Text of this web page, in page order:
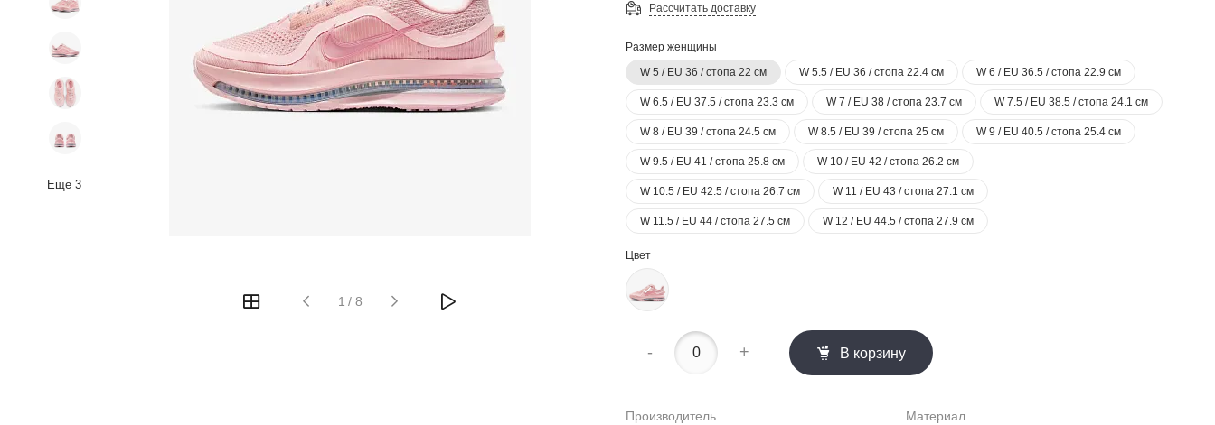
Еще 3
1 / 8
Рассчитать доставку
Размер женщины
W 5 / EU 36 / стопа 22 см
W 5.5 / EU 36 / стопа 22.4 см W 6 / EU 36.5 / стопа 22.9 см
W 6.5 / EU 37.5 / стопа 23.3 см W 7 / EU 38 / стопа 23.7 см W 7.5 / EU 38.5 / стопа 24.1 см
W 8 / EU 39 / стопа 24.5 см W 8.5 / EU 39 / стопа 25 см W 9 / EU 40.5 / стопа 25.4 см
W 9.5 / EU 41 / стопа 25.8 см W 10 / EU 42 / стопа 26.2 см
W 10.5 / EU 42.5 / стопа 26.7 см W 11 / EU 43 / стопа 27.1 см
W 11.5 / EU 44 / стопа 27.5 см W 12 / EU 44.5 / стопа 27.9 см
Цвет
- + В корзину
Производитель
Материал